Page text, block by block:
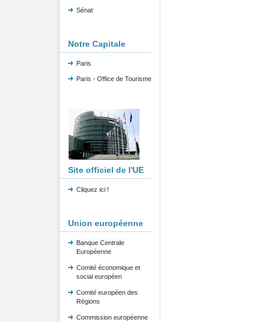
Sénat
Notre Capitale
Paris
Paris - Office de Tourisme
Site officiel de l'UE
Cliquez ici !
Union européenne
Banque Centrale
Européenne
Comité économique et
social européen
Comité européen des
Régions
Commission européenne